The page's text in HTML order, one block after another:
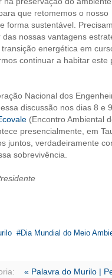
que retomemos o nosso
forma sustentável.
nossas vantagens
energética em
continuar a habitar este
Nacional dos
discussão nos dias 8 e
(Encontro Ambiental
presencialmente, em
juntos, verdadeiramente
sobrevivência.
Dia Mundial do Meio
« Palavra do Murilo |